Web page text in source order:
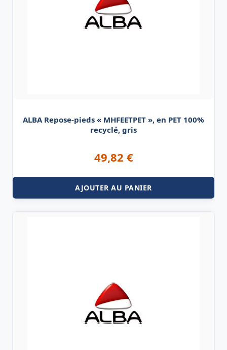
ALBA Repose-pieds « MHFEETPET », en PET 100%
recyclé, gris
49,82 €
AJOUTER AU PANIER